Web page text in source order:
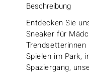
Beschreibung
Entdecken Sie
Sneaker für
Trendsetterinnen
Spielen im Park,
Spaziergang,